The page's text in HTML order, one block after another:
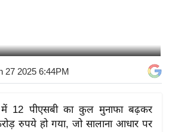
27 2025 6:44PM
में 12 पीएसबी का कुल मुनाफा बढ़कर
रुपये हो गया, जो सालाना आधार पर